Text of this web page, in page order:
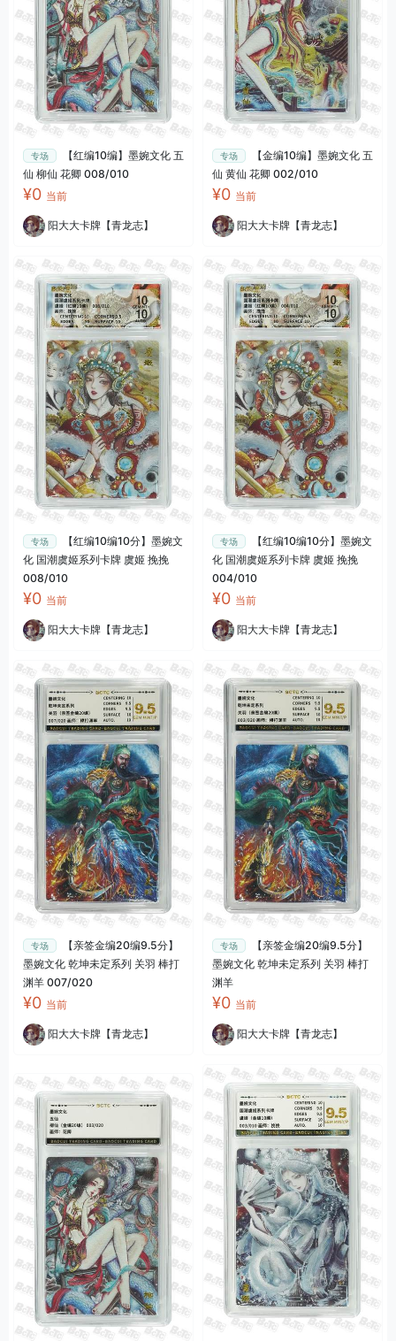
专场
【红编10编】墨婉文化 五
仙 柳仙 花卿 008/010
¥0 当前
阳大大卡牌【青龙志】
专场
【金编10编】墨婉文化 五
仙 黄仙 花卿 002/010
¥0 当前
阳大大卡牌【青龙志】
专场
【红编10编10分】墨婉文
化 国潮虞姬系列卡牌 虞姬 挽挽
008/010
¥0 当前
阳大大卡牌【青龙志】
专场
【红编10编10分】墨婉文
化 国潮虞姬系列卡牌 虞姬 挽挽
004/010
¥0 当前
阳大大卡牌【青龙志】
专场
【亲签金编20编9.5分】
墨婉文化 乾坤未定系列 关羽 棒打
渊羊 007/020
¥0 当前
阳大大卡牌【青龙志】
专场
【亲签金编20编9.5分】
墨婉文化 乾坤未定系列 关羽 棒打
渊羊
¥0 当前
阳大大卡牌【青龙志】